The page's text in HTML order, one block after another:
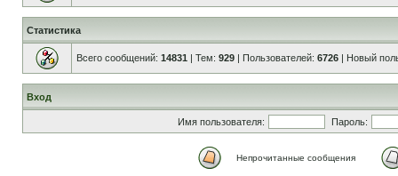
Статистика
Всего сообщений: 14831 | Тем: 929 | Пользователей: 6726 | Новый
Вход
Имя пользователя: Пароль:
Непрочитанные сообщения